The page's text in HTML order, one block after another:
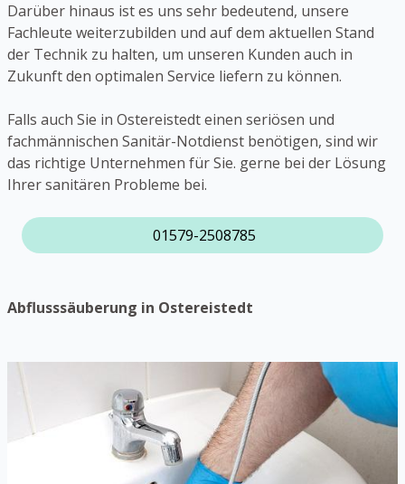
Darüber hinaus ist es uns sehr bedeutend, unsere
Fachleute weiterzubilden und auf dem aktuellen Stand
der Technik zu halten, um unseren Kunden auch in
Zukunft den optimalen Service liefern zu können.
Falls auch Sie in Ostereistedt einen seriösen und
fachmännischen Sanitär-Notdienst benötigen, sind wir
das richtige Unternehmen für Sie. gerne bei der Lösung
Ihrer sanitären Probleme bei.
01579-2508785
Abflusssäuberung in Ostereistedt